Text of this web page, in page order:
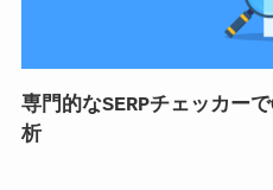
専門的なSERPチェッカー
析